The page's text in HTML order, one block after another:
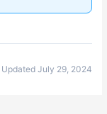
Updated July 29, 2024